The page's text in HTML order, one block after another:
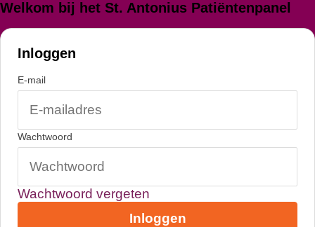
Login
Welkom bij het St. Antonius Patiëntenpanel
Inloggen
E-mail
Wachtwoord
Wachtwoord vergeten
Inloggen